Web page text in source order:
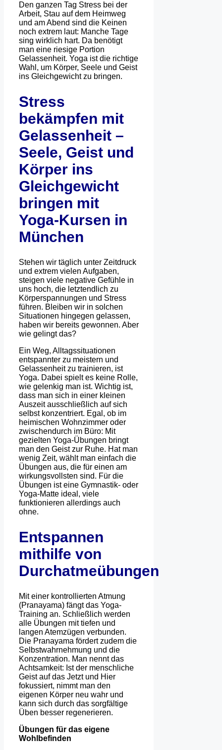
Den ganzen Tag Stress bei der
Arbeit, Stau auf dem Heimweg
und am Abend sind die Keinen
noch extrem laut: Manche Tage
sing wirklich hart. Da benötigt
man eine riesige Portion
Gelassenheit. Yoga ist die richtige
Wahl, um Körper, Seele und Geist
ins Gleichgewicht zu bringen.
Stress
bekämpfen mit
Gelassenheit –
Seele, Geist und
Körper ins
Gleichgewicht
bringen mit
Yoga-Kursen in
München
Stehen wir täglich unter Zeitdruck
und extrem vielen Aufgaben,
steigen viele negative Gefühle in
uns hoch, die letztendlich zu
Körperspannungen und Stress
führen. Bleiben wir in solchen
Situationen hingegen gelassen,
haben wir bereits gewonnen. Aber
wie gelingt das?
Ein Weg, Alltagssituationen
entspannter zu meistern und
Gelassenheit zu trainieren, ist
Yoga. Dabei spielt es keine Rolle,
wie gelenkig man ist. Wichtig ist,
dass man sich in einer kleinen
Auszeit ausschließlich auf sich
selbst konzentriert. Egal, ob im
heimischen Wohnzimmer oder
zwischendurch im Büro: Mit
gezielten Yoga-Übungen bringt
man den Geist zur Ruhe. Hat man
wenig Zeit, wählt man einfach die
Übungen aus, die für einen am
wirkungsvollsten sind. Für die
Übungen ist eine Gymnastik- oder
Yoga-Matte ideal, viele
funktionieren allerdings auch
ohne.
Entspannen
mithilfe von
Durchatmeübungen
Mit einer kontrollierten Atmung
(Pranayama) fängt das Yoga-
Training an. Schließlich werden
alle Übungen mit tiefen und
langen Atemzügen verbunden.
Die Pranayama fördert zudem die
Selbstwahrnehmung und die
Konzentration. Man nennt das
Achtsamkeit: Ist der menschliche
Geist auf das Jetzt und Hier
fokussiert, nimmt man den
eigenen Körper neu wahr und
kann sich durch das sorgfältige
Üben besser regenerieren.
Übungen für das eigene
Wohlbefinden